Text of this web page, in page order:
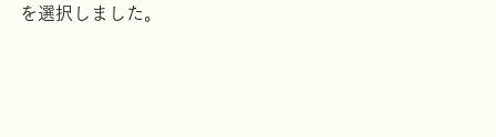
寒色系なので夜の雰囲気に　ぴたりと思い、『藍墨色』